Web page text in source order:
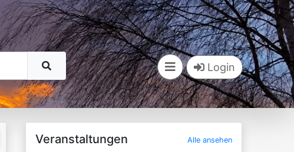
Login
Veranstaltungen Alle ansehen